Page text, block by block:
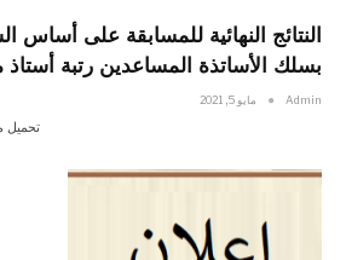
النتائج النهائية للمسابقة على أساس
بسلك الأساتذة المساعدين رتبة
Admin مايو 5, 2021
تحميل